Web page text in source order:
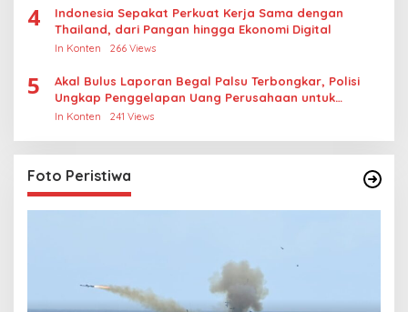
4
Indonesia Sepakat Perkuat Kerja Sama dengan
Thailand, dari Pangan hingga Ekonomi Digital
In Konten 266 Views
5
Akal Bulus Laporan Begal Palsu Terbongkar, Polisi
Ungkap Penggelapan Uang Perusahaan untuk
Crypto
In Konten 241 Views
Foto Peristiwa